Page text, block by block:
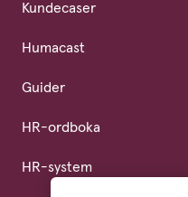
Kundecaser
Humacast
Guider
HR-ordboka
HR-system